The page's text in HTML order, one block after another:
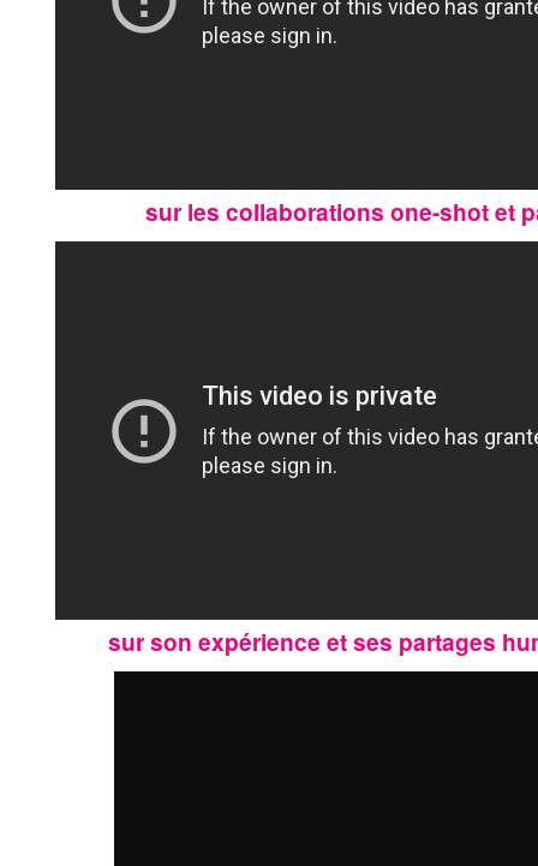
sur les collaborations one-shot et
sur son expérience et ses partages